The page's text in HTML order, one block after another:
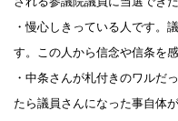
・慢心しきっている人です。
す。この人から信念や信条を
・中条さんが札付きのワルだ
たら議員さんになった事自体